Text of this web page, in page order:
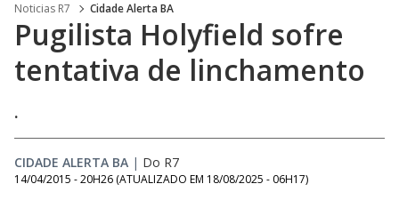
Noticias R7 Cidade Alerta BA
Pugilista Holyfield sofre
tentativa de linchamento
.
CIDADE ALERTA BA | Do R7
14/04/2015 - 20H26 (ATUALIZADO EM 18/08/2025 - 06H17)